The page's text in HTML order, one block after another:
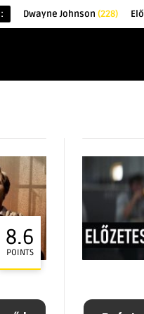
Dwayne Johnson (228)
8.6
POINTS